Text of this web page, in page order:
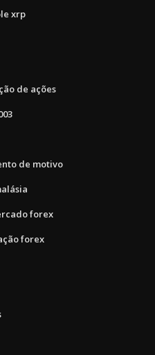
xrp
de ações
de motivo
forex
forex